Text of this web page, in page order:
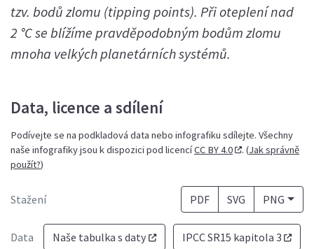
tzv. bodů zlomu (tipping points). Při oteplení nad
2 °C se blížíme pravděpodobným bodům zlomu
mnoha velkých planetárních systémů.
Data, licence a sdílení
Podívejte se na podkladová data nebo infografiku sdílejte. Všechny
naše infografiky jsou k dispozici pod licencíCC BY 4.0 . (Jak správně
použít?)
Stažení PDF SVG PNG
Data Naše tabulka s daty IPCC SR15 kapitola 3